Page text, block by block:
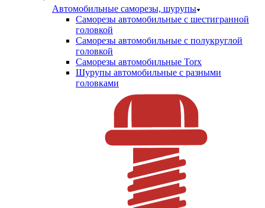
Автомобильные саморезы, шурупы
Саморезы автомобильные с шестигранной
головкой
Саморезы автомобильные с полукруглой
головкой
Саморезы автомобильные Torx
Шурупы автомобильные с разными
головками